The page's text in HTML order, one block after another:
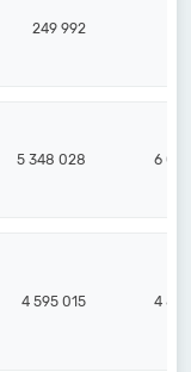
249 992
5 348 028 6
4 595 015 4